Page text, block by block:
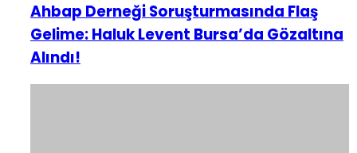
Ahbap Derneği Soruşturmasında Flaş
Gelime: Haluk Levent Bursa’da Gözaltına
Alındı!